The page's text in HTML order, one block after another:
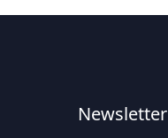
Newsletter